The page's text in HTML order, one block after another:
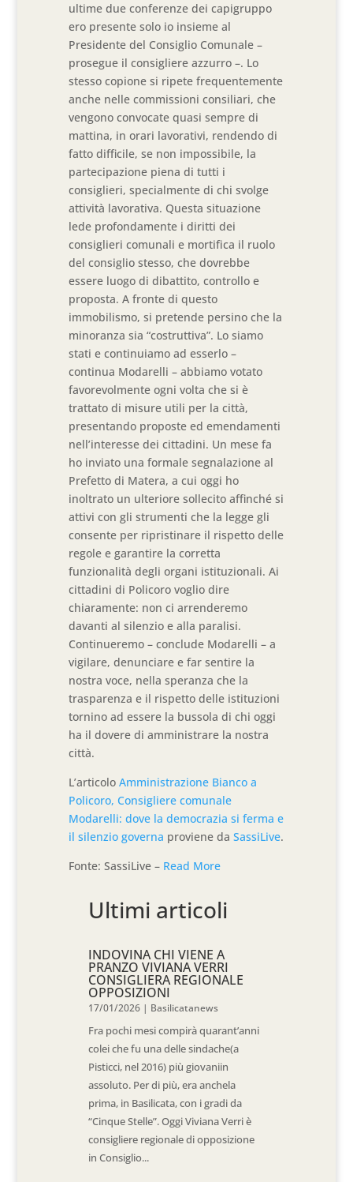
ultime due conferenze dei capigruppo
ero presente solo io insieme al
Presidente del Consiglio Comunale –
prosegue il consigliere azzurro –. Lo
stesso copione si ripete frequentemente
anche nelle commissioni consiliari, che
vengono convocate quasi sempre di
mattina, in orari lavorativi, rendendo di
fatto difficile, se non impossibile, la
partecipazione piena di tutti i
consiglieri, specialmente di chi svolge
attività lavorativa. Questa situazione
lede profondamente i diritti dei
consiglieri comunali e mortifica il ruolo
del consiglio stesso, che dovrebbe
essere luogo di dibattito, controllo e
proposta. A fronte di questo
immobilismo, si pretende persino che la
minoranza sia “costruttiva”. Lo siamo
stati e continuiamo ad esserlo –
continua Modarelli – abbiamo votato
favorevolmente ogni volta che si è
trattato di misure utili per la città,
presentando proposte ed emendamenti
nell’interesse dei cittadini. Un mese fa
ho inviato una formale segnalazione al
Prefetto di Matera, a cui oggi ho
inoltrato un ulteriore sollecito affinché si
attivi con gli strumenti che la legge gli
consente per ripristinare il rispetto delle
regole e garantire la corretta
funzionalità degli organi istituzionali. Ai
cittadini di Policoro voglio dire
chiaramente: non ci arrenderemo
davanti al silenzio e alla paralisi.
Continueremo – conclude Modarelli – a
vigilare, denunciare e far sentire la
nostra voce, nella speranza che la
trasparenza e il rispetto delle istituzioni
tornino ad essere la bussola di chi oggi
ha il dovere di amministrare la nostra
città.
L’articoloAmministrazione Bianco a
Policoro, Consigliere comunale
Modarelli: dove la democrazia si ferma e
il silenzio governa proviene daSassiLive.
Fonte: SassiLive – Read More
Ultimi articoli
INDOVINA CHI VIENE A
PRANZO VIVIANA VERRI
CONSIGLIERA REGIONALE
OPPOSIZIONI
17/01/2026 | Basilicatanews
Fra pochi mesi compirà quarant’anni
colei che fu una delle sindache(a
Pisticci, nel 2016) più giovaniin
assoluto. Per di più, era anchela
prima, in Basilicata, con i gradi da
“Cinque Stelle”. Oggi Viviana Verri è
consigliere regionale di opposizione
in Consiglio...